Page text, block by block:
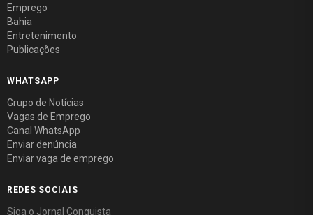
Emprego
Bahia
Entretenimento
Publicações
WHATSAPP
Grupo de Notícias
Vagas de Emprego
Canal WhatsApp
Enviar denúncia
Enviar vaga de emprego
REDES SOCIAIS
Siga o Jornal Conquista